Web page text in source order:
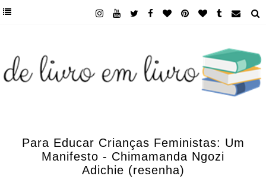
Para Educar Crianças Feministas: Um
Manifesto - Chimamanda Ngozi
Adichie (resenha)